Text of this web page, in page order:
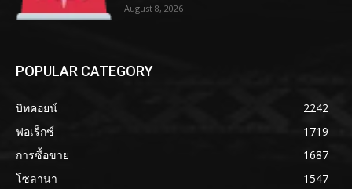
August 8, 2026
POPULAR CATEGORY
บิทคอยน์
2242
ฟอเร็กซ์
1719
การซื้อขาย
1687
โซลานา
1547